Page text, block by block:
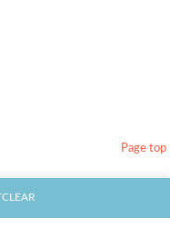
Page top